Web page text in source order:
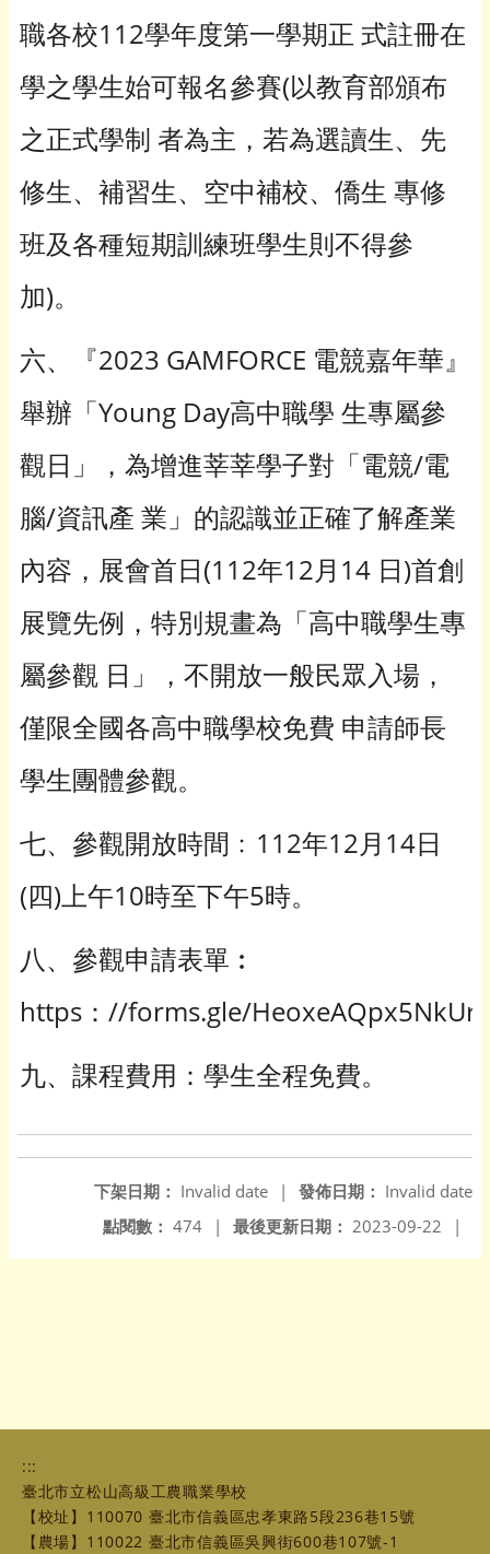
職各校112學年度第一學期正 式註冊在
學之學生始可報名參賽(以教育部頒布
之正式學制 者為主，若為選讀生、先
修生、補習生、空中補校、僑生 專修
班及各種短期訓練班學生則不得參
加)。
六、『2023 GAMFORCE 電競嘉年華』
舉辦「Young Day高中職學 生專屬參
觀日」，為增進莘莘學子對「電競/電
腦/資訊產 業」的認識並正確了解產業
內容，展會首日(112年12月14 日)首創
展覽先例，特別規畫為「高中職學生專
屬參觀 日」，不開放一般民眾入場，
僅限全國各高中職學校免費 申請師長
學生團體參觀。
七、參觀開放時間﹕112年12月14日
(四)上午10時至下午5時。
八、參觀申請表單︰
https：//forms.gle/
九、課程費用：學生全程免費。
發佈日期： Invalid date
下架日期： Invalid date
|
最後更新日期： 2023-09-22 |
點閱數： 474 |
:::
臺北市立松山高級工農職業學校
【校址】110070 臺北市信義區忠孝東路5段236巷15號
【農場】110022 臺北市信義區吳興街600巷107號-1